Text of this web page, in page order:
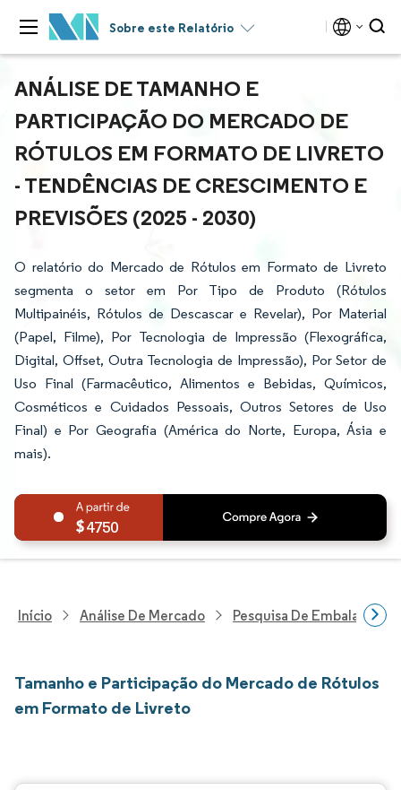
Sobre este Relatório
ANÁLISE DE TAMANHO E
PARTICIPAÇÃO DO MERCADO DE
RÓTULOS EM FORMATO DE LIVRETO
- TENDÊNCIAS DE CRESCIMENTO E
PREVISÕES (2025 - 2030)
O relatório do Mercado de Rótulos em Formato de Livreto
segmenta o setor em Por Tipo de Produto (Rótulos
Multipainéis, Rótulos de Descascar e Revelar), Por Material
(Papel, Filme), Por Tecnologia de Impressão (Flexográfica,
Digital, Offset, Outra Tecnologia de Impressão), Por Setor de
Uso Final (Farmacêutico, Alimentos e Bebidas, Químicos,
Cosméticos e Cuidados Pessoais, Outros Setores de Uso
Final) e Por Geografia (América do Norte, Europa, Ásia e
mais).
4750
Início Análise De Mercado Pesquisa De Embalagens
Tamanho e Participação do Mercado de Rótulos
em Formato de Livreto